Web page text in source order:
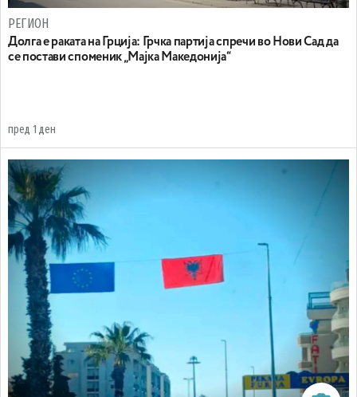
РЕГИОН
Долга е раката на Грција: Грчка партија спречи во Нови Сад да
се постави споменик „Мајка Македонија“
пред 1 ден